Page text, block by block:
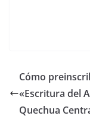
Cómo
«Escritura del
Quechua